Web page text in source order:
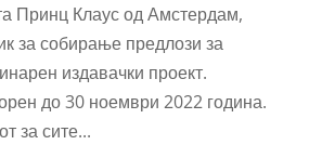
Принц Клаус од Амстердам,
за собирање предлози за
издавачки проект.
до 30 ноември 2022 година.
за сите...